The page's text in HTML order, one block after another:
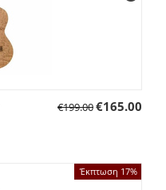
€199.00€165.00
Έκπτωση 17%